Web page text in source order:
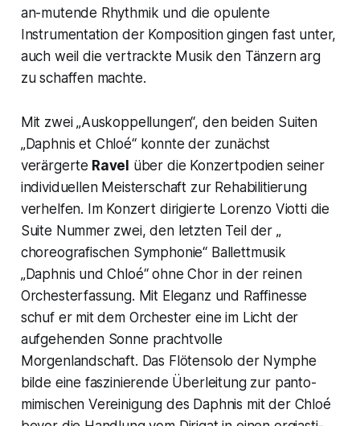
an-mutende Rhythmik und die opulente
Instrumentation der Komposition gingen fast unter,
auch weil die vertrackte Musik den Tänzern arg
zu schaffen machte.
Mit zwei „Auskoppellungen“, den beiden Suiten
„Daphnis et Chloé“konnte der zunächst
verärgerte Ravel über die Konzertpodien seiner
individuellen Meisterschaft zur Rehabilitierung
verhelfen. Im Konzert dirigierte Lorenzo Viotti die
Suite Nummer zwei, den letzten Teil der „
choreografischen Symphonie“ Ballettmusik
„Daphnis und Chloé“ ohne Chor in der reinen
Orchesterfassung. Mit Eleganz und Raffinesse
schuf er mit dem Orchester eine im Licht der
aufgehenden Sonne prachtvolle
Morgenlandschaft. Das Flötensolo der Nymphe
bilde eine faszinierende Überleitung zur panto-
mimischen Vereinigung des Daphnis mit der Chloé